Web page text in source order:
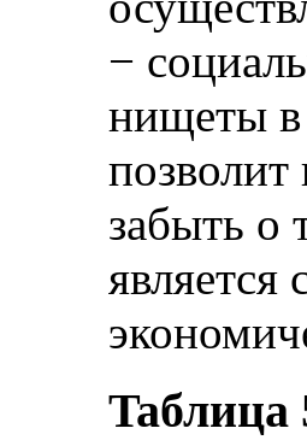
−
нищеты в
забыть о
является
Taблица